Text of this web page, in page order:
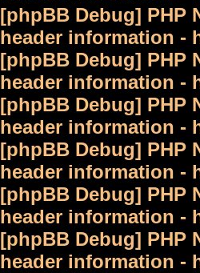
[phpBB Debug] PHP
header information -
[phpBB Debug] PHP
header information -
[phpBB Debug] PHP
header information -
[phpBB Debug] PHP
header information -
[phpBB Debug] PHP
header information -
[phpBB Debug] PHP
header information -